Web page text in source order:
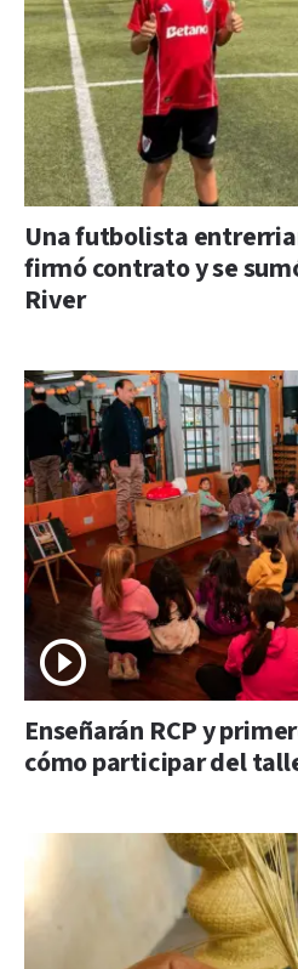
Una futbolista
firmó contrato y se
River
Enseñarán RCP y
cómo participar del